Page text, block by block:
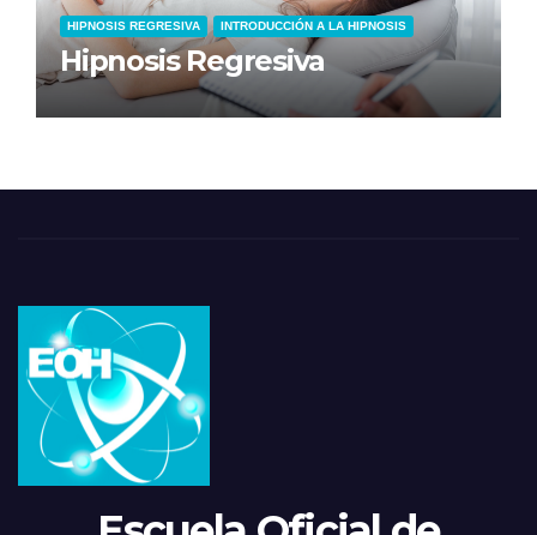
HIPNOSIS REGRESIVA INTRODUCCIÓN A LA HIPNOSIS
Hipnosis Regresiva